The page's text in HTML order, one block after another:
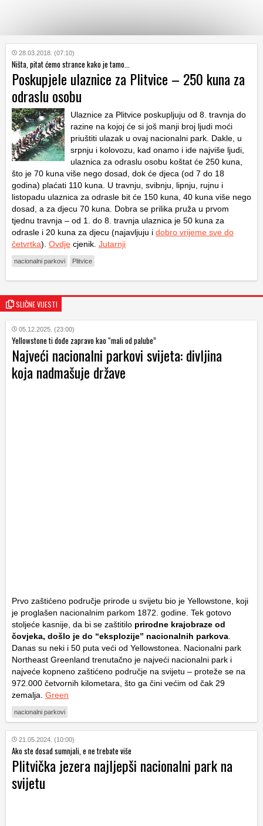
KATEGORIJE
HRVATSKI
WEB
28.03.2018. (07:10)
Ništa, pitat ćemo strance kako je tamo...
Poskupjele ulaznice za Plitvice – 250 kuna za
odraslu osobu
Ulaznice za Plitvice poskupljuju od 8. travnja do
razine na kojoj će si još manji broj ljudi moći
priuštiti ulazak u ovaj nacionalni park. Dakle, u
srpnju i kolovozu, kad onamo i ide najviše ljudi,
ulaznica za odraslu osobu koštat će 250 kuna,
što je 70 kuna više nego dosad, dok će djeca (od 7 do 18
godina) plaćati 110 kuna. U travnju, svibnju, lipnju, rujnu i
listopadu ulaznica za odrasle bit će 150 kuna, 40 kuna više nego
dosad, a za djecu 70 kuna. Dobra se prilika pruža u prvom
tjednu travnja – od 1. do 8. travnja ulaznica je 50 kuna za
odrasle i 20 kuna za djecu (najavljuju i dobro vrijeme sve do
četvrtka). Ovdje cjenik. Jutarnji
nacionalni parkovi Plitvice
SLIČNE VIJESTI
05.12.2025. (23:00)
Yellowstone ti dođe zapravo kao “mali od palube”
Najveći nacionalni parkovi svijeta: divljina
koja nadmašuje države
Prvo zaštićeno područje prirode u svijetu bio je Yellowstone, koji
je proglašen nacionalnim parkom 1872. godine. Tek gotovo
stoljeće kasnije, da bi se zaštitilo prirodne krajobraze od
čovjeka, došlo je do “eksplozije” nacionalnih parkova
Danas su neki i 50 puta veći od Yellowstonea. Nacionalni park
Northeast Greenland trenutačno je najveći nacionalni park i
najveće kopneno zaštićeno područje na svijetu – proteže se na
972.000 četvornih kilometara, što ga čini većim od čak 29
zemalja. Green
nacionalni parkovi
21.05.2024. (10:00)
Ako ste dosad sumnjali, e ne trebate više
Plitvička jezera najljepši nacionalni park na
svijetu